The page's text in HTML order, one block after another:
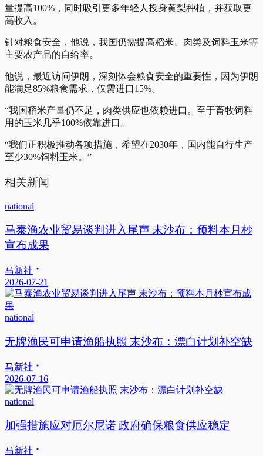
量提高100%，同时吸引更多年轻人投身黄梨种植，并获取更
高收入。
针对粮食安全，他说，我国仍需提高稻米、肉类及饲料玉米等
主要农产品的自给率。
他说，最近访问伊朗，深刻体会粮食安全的重要性，因为伊朗
能满足85%粮食需求，仅需进口15%。
“我国稻米产量仍不足，肉类供应也依赖进口。至于畜牧饲料
用的玉米几乎100%依靠进口。
“我们正积极推动各项措施，希望在2030年，国内能自行生产
至少30%饲料玉米。”
相关新闻
national
马泰渔农业贸易谈判进入尾声 末沙布：预料本月杪
宣布成果
马新社
2026-07-21
national
无牌渔民可申请渔船执照 末沙布：漂白计划补空缺
马新社
2026-07-16
national
加强措施应对厄尔尼诺 政府确保粮食供应稳定
马新社